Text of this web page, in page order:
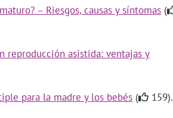
– Riesgos, causas y síntomas (
reproducción asistida: ventajas y
para la madre y los bebés ( 159).